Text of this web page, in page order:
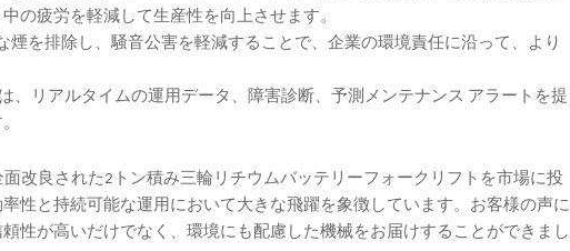
の疲労を軽減して生産性を向上させます。
を排除し、騒音公害を軽減することで、企業の環境責任に沿って、より
、リアルタイムの運用データ、障害診断、予測メンテナンス アラートを提
改良された2トン積み三輪リチウムバッテリーフォークリフトを市場に投
性と持続可能な運用において大きな飛躍を象徴しています。お客様の声に
性が高いだけでなく、環境にも配慮した機械をお届けすることができまし